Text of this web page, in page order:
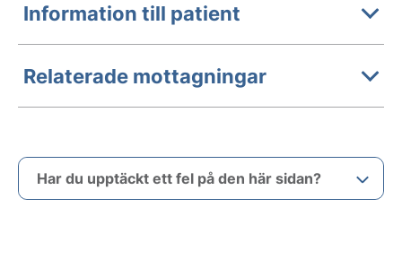
Information till patient
Relaterade mottagningar
Har du upptäckt ett fel på den här sidan?